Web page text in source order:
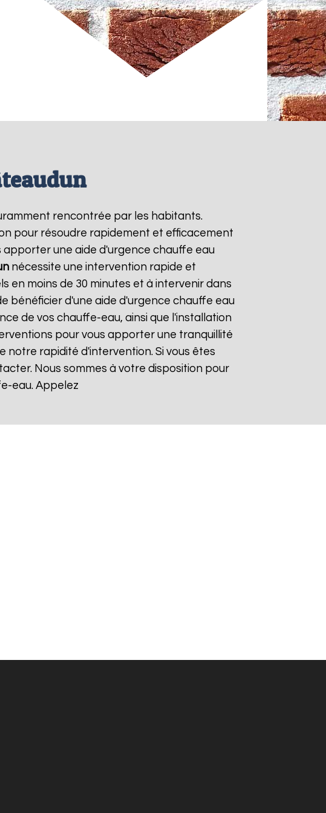
rencontrée par les habitants.
pour résoudre rapidement et efficacement
une aide d'urgence chauffe eau
nécessite une intervention rapide et
en moins de 30 minutes et à intervenir dans
bénéficier d'une aide d'urgence chauffe eau
de vos chauffe-eau, ainsi que l'installation
pour vous apporter une tranquillité
rapidité d'intervention. Si vous êtes
Nous sommes à votre disposition pour
eau. Appelez